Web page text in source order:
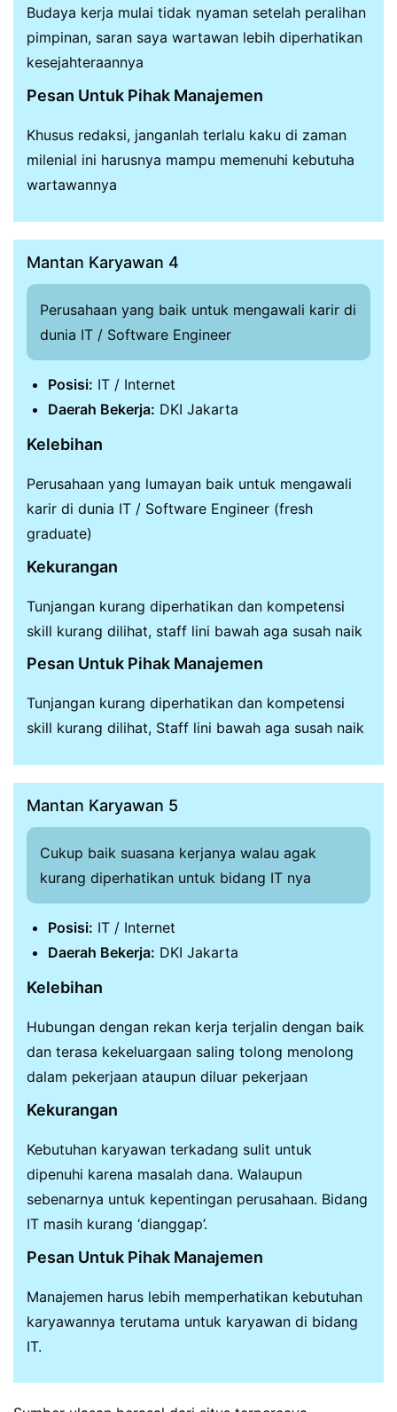
Budaya kerja mulai tidak nyaman setelah peralihan
pimpinan, saran saya wartawan lebih diperhatikan
kesejahteraannya
Pesan Untuk Pihak Manajemen
Khusus redaksi, janganlah terlalu kaku di zaman
milenial ini harusnya mampu memenuhi kebutuha
wartawannya
Mantan Karyawan 4
Perusahaan yang baik untuk mengawali karir di
dunia IT / Software Engineer
Posisi: IT / Internet
Daerah Bekerja: DKI Jakarta
Kelebihan
Perusahaan yang lumayan baik untuk mengawali
karir di dunia IT / Software Engineer (fresh
graduate)
Kekurangan
Tunjangan kurang diperhatikan dan kompetensi
skill kurang dilihat, staff lini bawah aga susah naik
Pesan Untuk Pihak Manajemen
Tunjangan kurang diperhatikan dan kompetensi
skill kurang dilihat, Staff lini bawah aga susah naik
Mantan Karyawan 5
Cukup baik suasana kerjanya walau agak
kurang diperhatikan untuk bidang IT nya
Posisi: IT / Internet
Daerah Bekerja: DKI Jakarta
Kelebihan
Hubungan dengan rekan kerja terjalin dengan baik
dan terasa kekeluargaan saling tolong menolong
dalam pekerjaan ataupun diluar pekerjaan
Kekurangan
Kebutuhan karyawan terkadang sulit untuk
dipenuhi karena masalah dana. Walaupun
sebenarnya untuk kepentingan perusahaan. Bidang
IT masih kurang ‘dianggap’.
Pesan Untuk Pihak Manajemen
Manajemen harus lebih memperhatikan kebutuhan
karyawannya terutama untuk karyawan di bidang
IT.